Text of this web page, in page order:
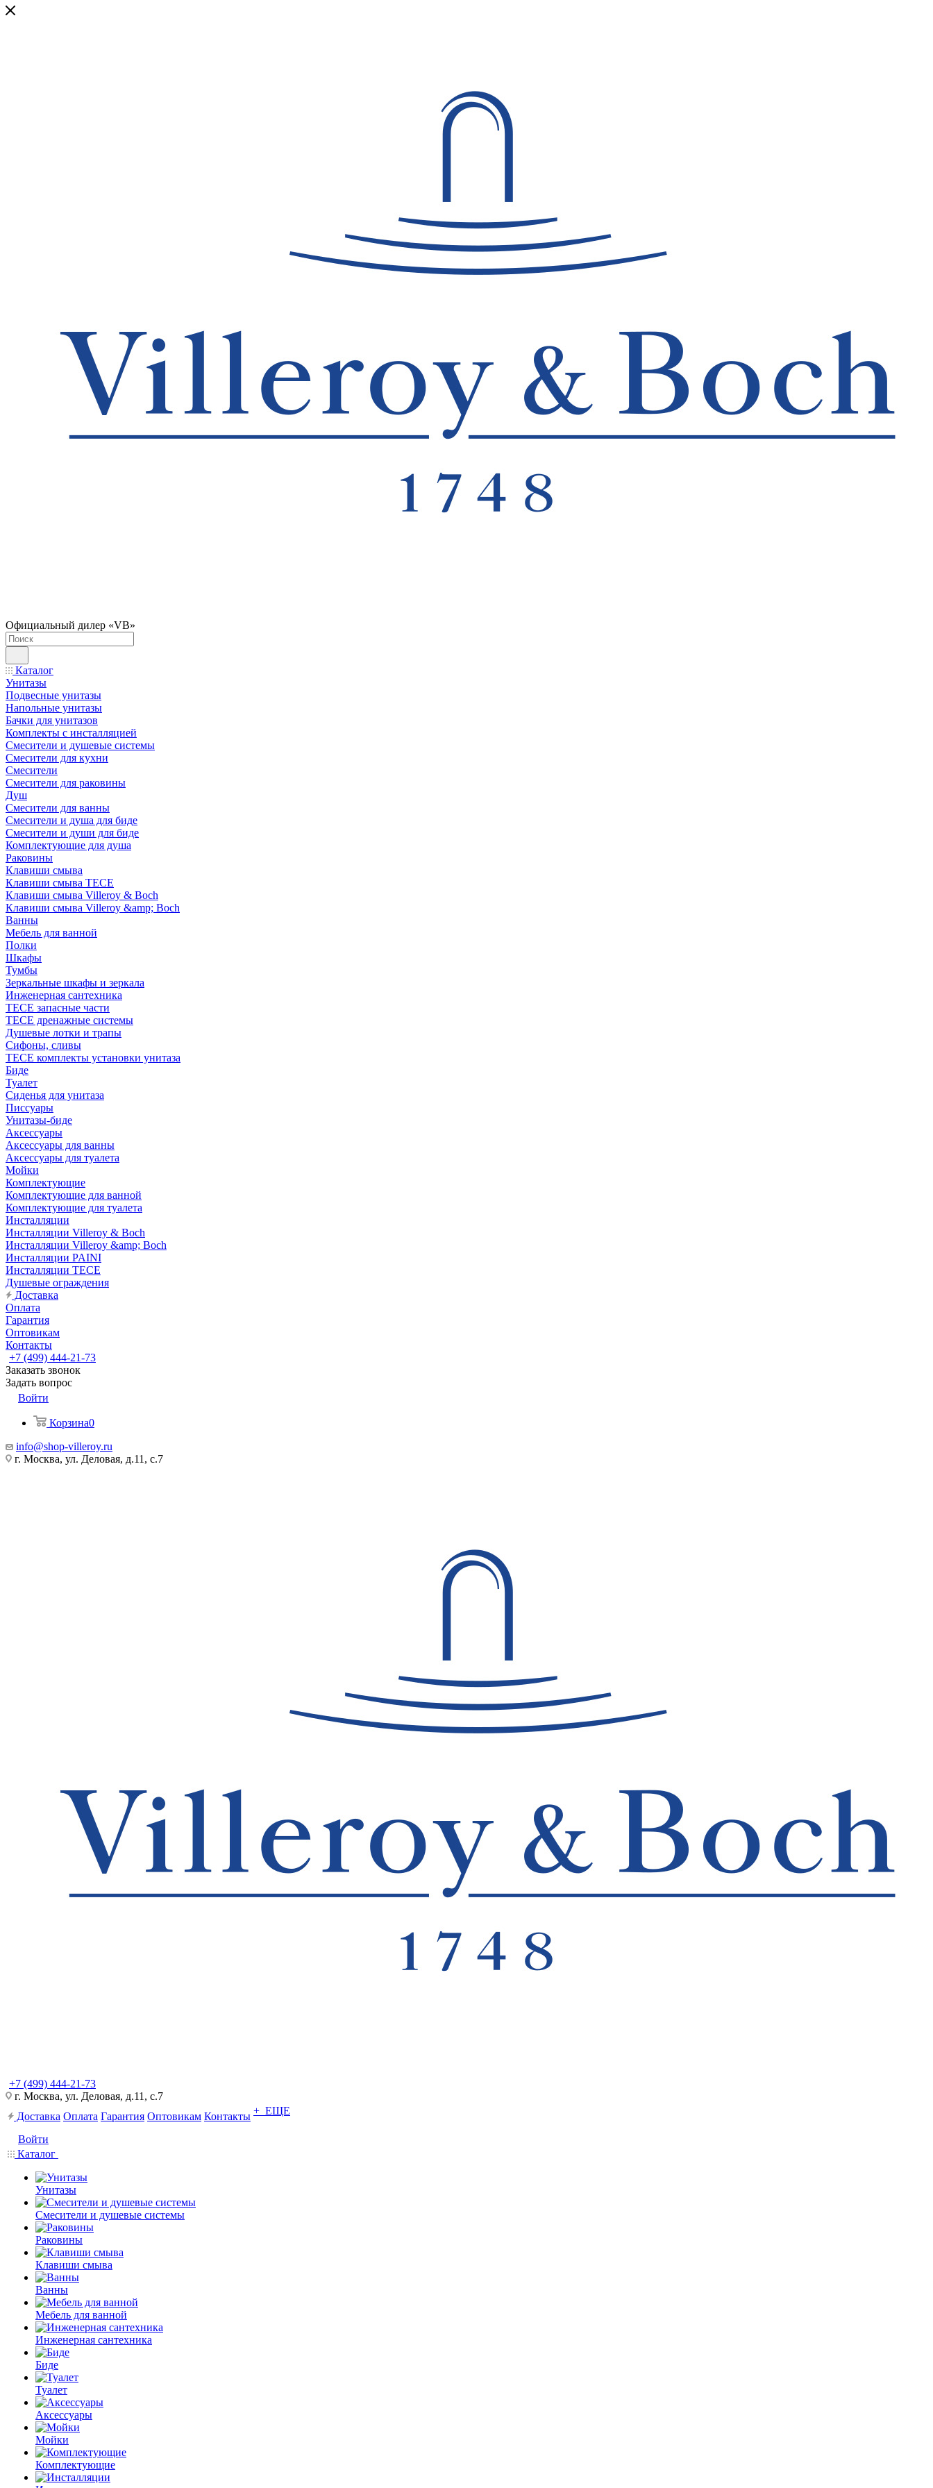
Официальный дилер «VB»
Каталог
Унитазы
Подвесные унитазы
Напольные унитазы
Бачки для унитазов
Комплекты с инсталляцией
Смесители и душевые системы
Смесители для кухни
Смесители
Смесители для раковины
Душ
Смесители для ванны
Смесители и душа для биде
Смесители и души для биде
Комплектующие для душа
Раковины
Клавиши смыва
Клавиши смыва TECE
Клавиши смыва Villeroy & Boch
Клавиши смыва Villeroy &amp; Boch
Ванны
Мебель для ванной
Полки
Шкафы
Тумбы
Зеркальные шкафы и зеркала
Инженерная сантехника
TECE запасные части
TECE дренажные системы
Душевые лотки и трапы
Сифоны, сливы
TECE комплекты установки унитаза
Биде
Туалет
Сиденья для унитаза
Писсуары
Унитазы-биде
Аксессуары
Аксессуары для ванны
Аксессуары для туалета
Мойки
Комплектующие
Комплектующие для ванной
Комплектующие для туалета
Инсталляции
Инсталляции Villeroy & Boch
Инсталляции Villeroy &amp; Boch
Инсталляции PAINI
Инсталляции TECE
Душевые ограждения
Доставка
Оплата
Гарантия
Оптовикам
Контакты
+7 (499) 444-21-73
Заказать звонок
Задать вопрос
Войти
Корзина0
info@shop-villeroy.ru
г. Москва, ул. Деловая, д.11, с.7
+7 (499) 444-21-73
г. Москва, ул. Деловая, д.11, с.7
Доставка Оплата Гарантия Оптовикам Контакты + ЕЩЕ
Войти
Каталог
Унитазы
Смесители и душевые системы
Раковины
Клавиши смыва
Ванны
Мебель для ванной
Инженерная сантехника
Биде
Туалет
Аксессуары
Мойки
Комплектующие